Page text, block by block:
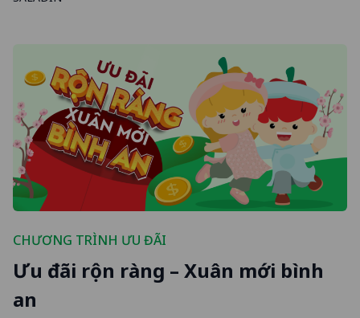
CHƯƠNG TRÌNH ƯU ĐÃI
Ưu đãi rộn ràng – Xuân mới bình
an